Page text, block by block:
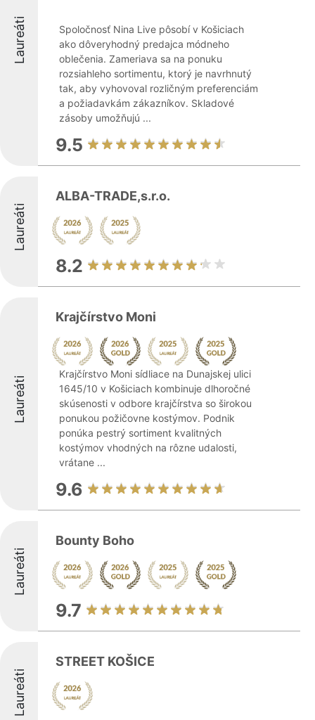
Laureáti
Spoločnosť Nina Live pôsobí v Košiciach
ako dôveryhodný predajca módneho
oblečenia. Zameriava sa na ponuku
rozsiahleho sortimentu, ktorý je navrhnutý
tak, aby vyhovoval rozličným preferenciám
a požiadavkám zákazníkov. Skladové
zásoby umožňujú ...
9.5
Laureáti
ALBA-TRADE,s.r.o.
8.2
Laureáti
Krajčírstvo Moni
Krajčírstvo Moni sídliace na Dunajskej ulici
1645/10 v Košiciach kombinuje dlhoročné
skúsenosti v odbore krajčírstva so širokou
ponukou požičovne kostýmov. Podnik
ponúka pestrý sortiment kvalitných
kostýmov vhodných na rôzne udalosti,
vrátane ...
9.6
Laureáti
Bounty Boho
9.7
Laureáti
STREET KOŠICE